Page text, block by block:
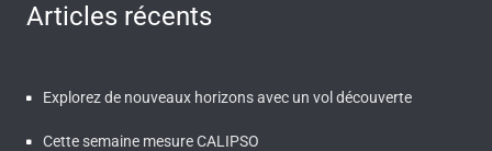
Articles récents
Explorez de nouveaux horizons avec un vol découverte
Cette semaine mesure CALIPSO